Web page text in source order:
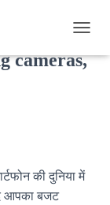
O
G
I
cameras,
की दुनिया में
आपका बजट